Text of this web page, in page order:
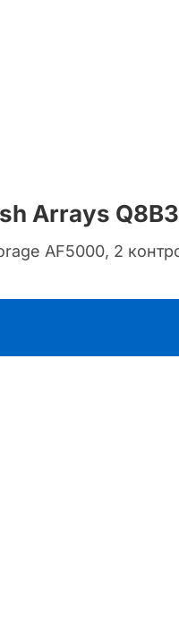
Arrays
AF5000, 2